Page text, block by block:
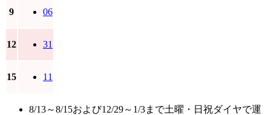
9 06
12 31
15 11
8/13～8/15および12/29～1/3まで土曜・日祝ダイヤで運